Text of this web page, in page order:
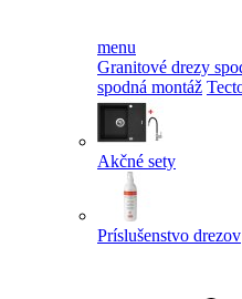
menu
Granitové drezy
spodná montáž
Akčné sety
Príslušenstvo drezov